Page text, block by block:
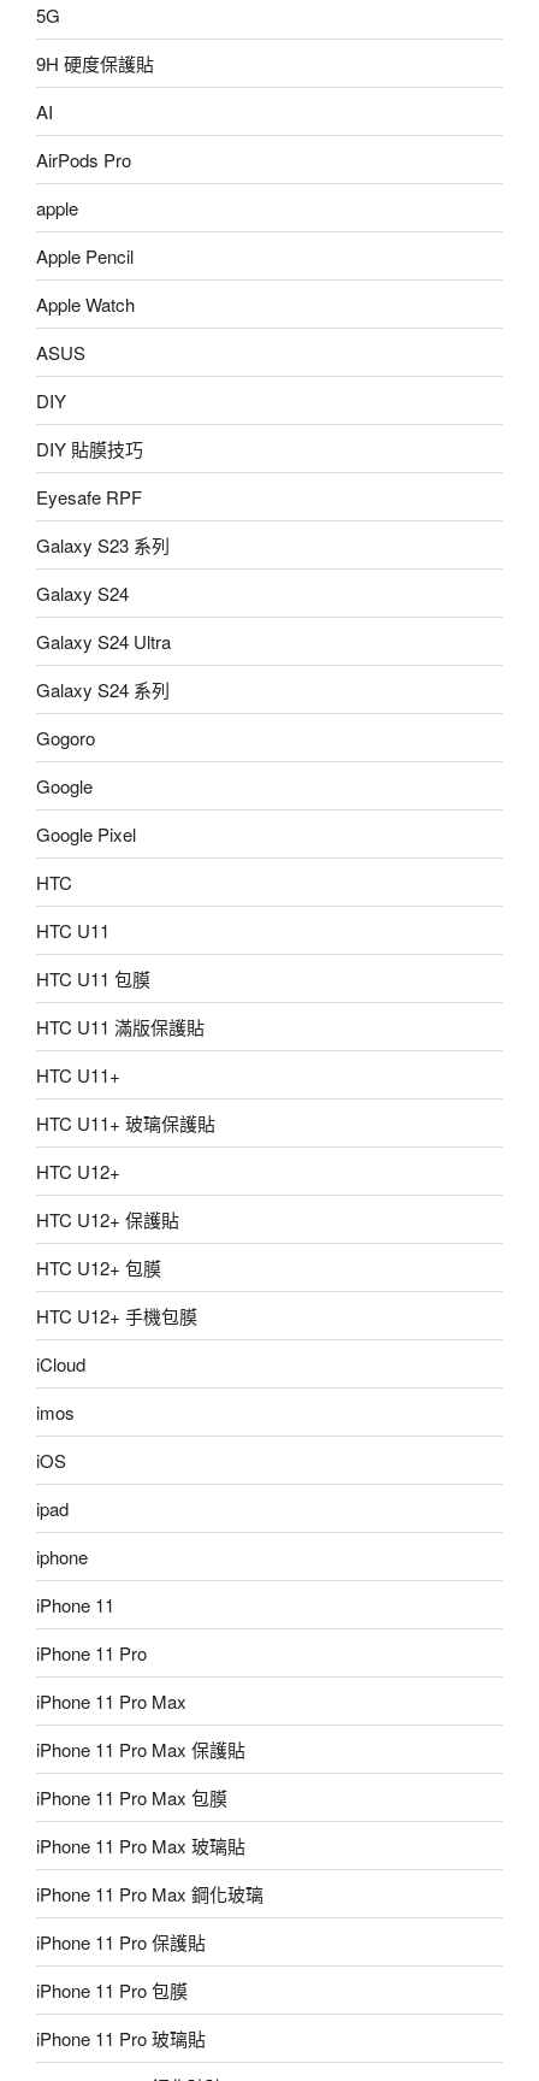
5G
9H 硬度保護貼
AI
AirPods Pro
apple
Apple Pencil
Apple Watch
ASUS
DIY
DIY 貼膜技巧
Eyesafe RPF
Galaxy S23 系列
Galaxy S24
Galaxy S24 Ultra
Galaxy S24 系列
Gogoro
Google
Google Pixel
HTC
HTC U11
HTC U11 包膜
HTC U11 滿版保護貼
HTC U11+
HTC U11+ 玻璃保護貼
HTC U12+
HTC U12+ 保護貼
HTC U12+ 包膜
HTC U12+ 手機包膜
iCloud
imos
iOS
ipad
iphone
iPhone 11
iPhone 11 Pro
iPhone 11 Pro Max
iPhone 11 Pro Max 保護貼
iPhone 11 Pro Max 包膜
iPhone 11 Pro Max 玻璃貼
iPhone 11 Pro Max 鋼化玻璃
iPhone 11 Pro 保護貼
iPhone 11 Pro 包膜
iPhone 11 Pro 玻璃貼